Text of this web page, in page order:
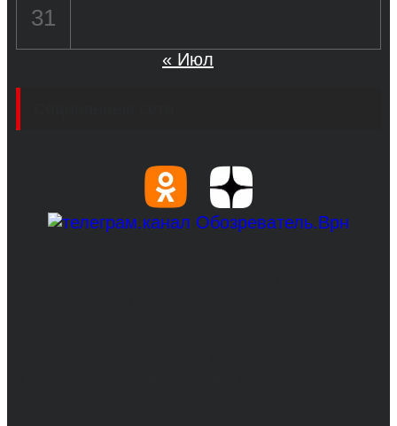
31
« Июл